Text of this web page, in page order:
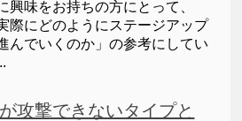
興味をお持ちの方にとって、
実際にどのようにステージアップ
んでいくのか」の参考にしてい
攻撃できないタイプと